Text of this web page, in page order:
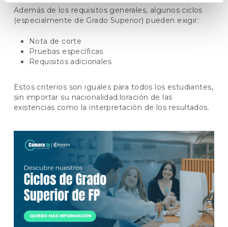
Además de los requisitos generales, algunos ciclos
(especialmente de Grado Superior) pueden exigir:
Nota de corte
Pruebas específicas
Requisitos adicionales
Estos criterios son iguales para todos los estudiantes,
sin importar su nacionalidad.loración de las
existencias como la interpretación de los resultados.